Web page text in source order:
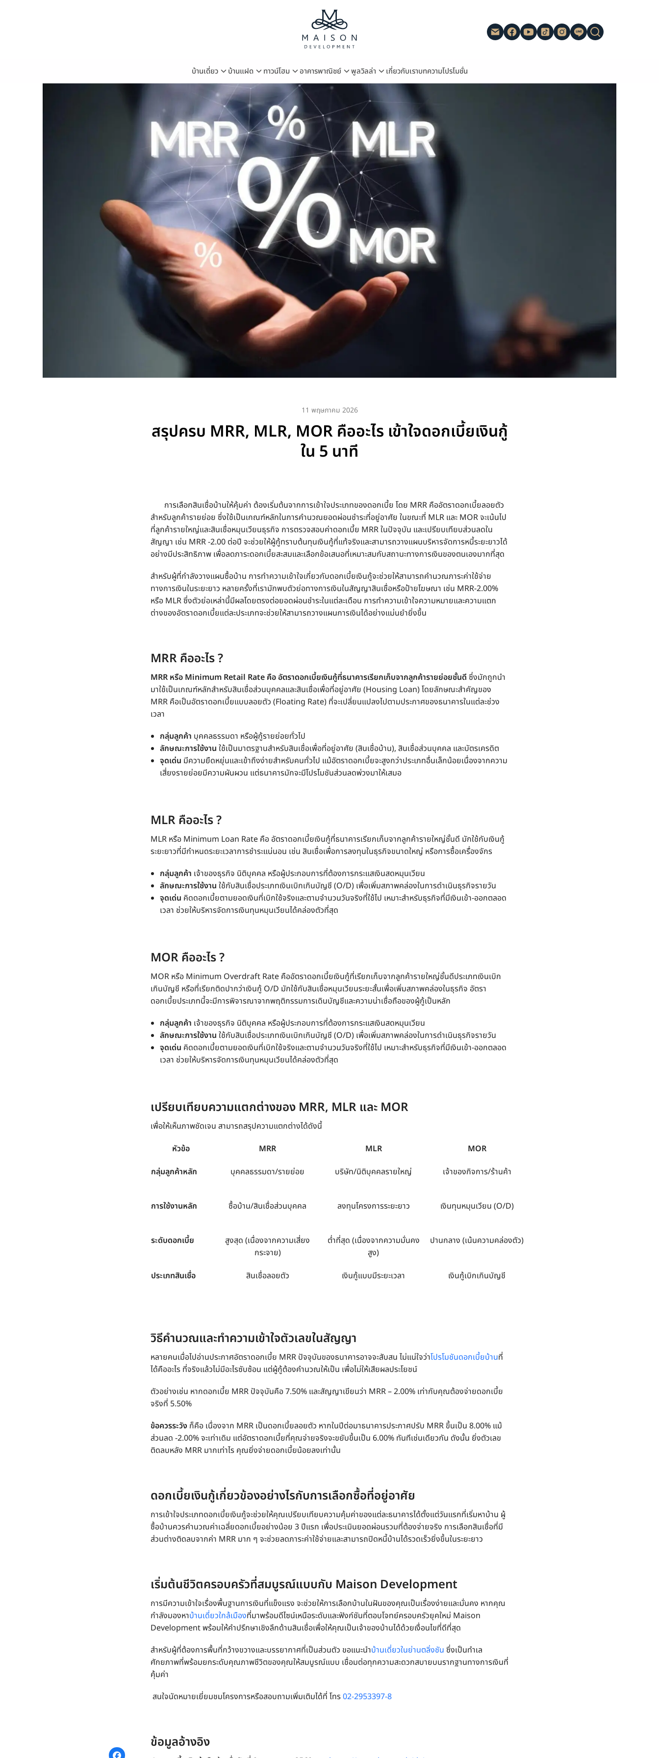
บ้านเดี่ยว บ้านแฝด ทาวน์โฮม อาคารพาณิชย์ พูลวิลล่า เกี่ยวกับเราบทความโปรโมชั่น
11 พฤษภาคม 2026
สรุปครบ MRR, MLR, MOR คืออะไร เข้าใจดอกเบี้ยเงินกู้
ใน 5 นาที
การเลือกสินเชื่อบ้านให้คุ้มค่า ต้องเริ่มต้นจากการเข้าใจประเภทของดอกเบี้ย โดย MRR คืออัตราดอกเบี้ยลอยตัว
สำหรับลูกค้ารายย่อย ซึ่งใช้เป็นเกณฑ์หลักในการคำนวณยอดผ่อนชำระที่อยู่อาศัย ในขณะที่ MLR และ MORจะเน้นไป
ที่ลูกค้ารายใหญ่และสินเชื่อหมุนเวียนธุรกิจ การตรวจสอบค่าดอกเบี้ย MRRในปัจจุบัน และเปรียบเทียบส่วนลดใน
สัญญา เช่น MRR -2.00 ต่อปี จะช่วยให้ผู้กู้ทราบต้นทุนเงินกู้ที่แท้จริงและสามารถวางแผนบริหารจัดการหนี้ระยะยาวได้
อย่างมีประสิทธิภาพ เพื่อลดภาระดอกเบี้ยสะสมและเลือกข้อเสนอที่เหมาะสมกับสถานะทางการเงินของตนเองมากที่สุด
สำหรับผู้ที่กำลังวางแผนซื้อบ้าน การทำความเข้าใจเกี่ยวกับดอกเบี้ยเงินกู้จะช่วยให้สามารถคำนวณภาระค่าใช้จ่าย
ทางการเงินในระยะยาว หลายครั้งที่เรามักพบตัวย่อทางการเงินในสัญญาสินเชื่อหรือป้ายโฆษณา เช่น MRR-2.00%
หรือ MLR ซึ่งตัวย่อเหล่านี้มีผลโดยตรงต่อยอดผ่อนชำระในแต่ละเดือน การทำความเข้าใจความหมายและความแตก
ต่างของอัตราดอกเบี้ยแต่ละประเภทจะช่วยให้สามารถวางแผนการเงินได้อย่างแม่นยำยิ่งขึ้น
MRR คืออะไร ?
MRR หรือ Minimum Retail Rate คืออัตราดอกเบี้ยเงินกู้ที่ธนาคารเรียกเก็บจากลูกค้ารายย่อยชั้นดี ซึ่งมักถูกนำ
มาใช้เป็นเกณฑ์หลักสำหรับสินเชื่อส่วนบุคคลและสินเชื่อเพื่อที่อยู่อาศัย (Housing Loan) โดยลักษณะสำคัญของ
MRR คือเป็นอัตราดอกเบี้ยแบบลอยตัว (Floating Rate) ที่จะเปลี่ยนแปลงไปตามประกาศของธนาคารในแต่ละช่วง
เวลา
กลุ่มลูกค้า บุคคลธรรมดา หรือผู้กู้รายย่อยทั่วไป
ลักษณะการใช้งานใช้เป็นมาตรฐานสำหรับสินเชื่อเพื่อที่อยู่อาศัย (สินเชื่อบ้าน), สินเชื่อส่วนบุคคล และบัตรเครดิต
จุดเด่น มีความยืดหยุ่นและเข้าถึงง่ายสำหรับคนทั่วไป แม้อัตราดอกเบี้ยจะสูงกว่าประเภทอื่นเล็กน้อยเนื่องจากความ
เสี่ยงรายย่อยมีความผันผวน แต่ธนาคารมักจะมีโปรโมชันส่วนลดพ่วงมาให้เสมอ
MLR คืออะไร ?
MLR หรือ Minimum Loan Rate คือ อัตราดอกเบี้ยเงินกู้ที่ธนาคารเรียกเก็บจากลูกค้ารายใหญ่ชั้นดี มักใช้กับเงินกู้
ระยะยาวที่มีกำหนดระยะเวลาการชำระแน่นอน เช่น สินเชื่อเพื่อการลงทุนในธุรกิจขนาดใหญ่ หรือการซื้อเครื่องจักร
กลุ่มลูกค้า เจ้าของธุรกิจ นิติบุคคล หรือผู้ประกอบการที่ต้องการกระแสเงินสดหมุนเวียน
ลักษณะการใช้งานใช้กับสินเชื่อประเภทเงินเบิกเกินบัญชี (O/D) เพื่อเพิ่มสภาพคล่องในการดำเนินธุรกิจรายวัน
จุดเด่น คิดดอกเบี้ยตามยอดเงินที่เบิกใช้จริงและตามจำนวนวันจริงที่ใช้ไป เหมาะสำหรับธุรกิจที่มีเงินเข้า-ออกตลอด
เวลา ช่วยให้บริหารจัดการเงินทุนหมุนเวียนได้คล่องตัวที่สุด
MOR คืออะไร ?
MOR หรือ Minimum Overdraft Rate คืออัตราดอกเบี้ยเงินกู้ที่เรียกเก็บจากลูกค้ารายใหญ่ชั้นดีประเภทเงินเบิก
เกินบัญชี หรือที่เรียกติดปากว่าเงินกู้ O/D มักใช้กับสินเชื่อหมุนเวียนระยะสั้นเพื่อเพิ่มสภาพคล่องในธุรกิจ อัตรา
ดอกเบี้ยประเภทนี้จะมีการพิจารณาจากพฤติกรรมการเดินบัญชีและความน่าเชื่อถือของผู้กู้เป็นหลัก
กลุ่มลูกค้า เจ้าของธุรกิจ นิติบุคคล หรือผู้ประกอบการที่ต้องการกระแสเงินสดหมุนเวียน
ลักษณะการใช้งาน ใช้กับสินเชื่อประเภทเงินเบิกเกินบัญชี (O/D) เพื่อเพิ่มสภาพคล่องในการดำเนินธุรกิจรายวัน
จุดเด่น คิดดอกเบี้ยตามยอดเงินที่เบิกใช้จริงและตามจำนวนวันจริงที่ใช้ไป เหมาะสำหรับธุรกิจที่มีเงินเข้า-ออกตลอด
เวลา ช่วยให้บริหารจัดการเงินทุนหมุนเวียนได้คล่องตัวที่สุด
เปรียบเทียบความแตกต่างของ MRR, MLR และ MOR
เพื่อให้เห็นภาพชัดเจน สามารถสรุปความแตกต่างได้ดังนี้
หัวข้อ
MRR MLR
MOR
กลุ่มลูกค้าหลัก
บุคคลธรรมดา/รายย่อย บริษัท/นิติบุคคลรายใหญ่ เจ้าของกิจการ/ร้านค้า
การใช้งานหลัก ซื้อบ้าน/สินเชื่อส่วนบุคคล ลงทุนโครงการระยะยาว เงินทุนหมุนเวียน (O/D)
ระดับดอกเบี้ย
สูงสุด (เนื่องจากความเสี่ยง
กระจาย)
ต่ำที่สุด (เนื่องจากความมั่นคง
สูง)
ปานกลาง (เน้นความคล่องตัว)
ประเภทสินเชื่อ สินเชื่อลอยตัว เงินกู้แบบมีระยะเวลา เงินกู้เบิกเกินบัญชี
วิธีคำนวณและทำความเข้าใจตัวเลขในสัญญา
หลายคนเมื่อไปอ่านประกาศอัตราดอกเบี้ย MRR ปัจจุบันของธนาคารอาจจะสับสน ไม่แน่ใจว่าโปรโมชันดอกเบี้ยบ้านที่
ได้คืออะไร ที่จริงแล้วไม่มีอะไรซับซ้อน แต่ผู้กู้ต้องคำนวณให้เป็น เพื่อไม่ให้เสียผลประโยชน์
ตัวอย่างเช่น หากดอกเบี้ย MRR ปัจจุบันคือ 7.50% และสัญญาเขียนว่า MRR – 2.00% เท่ากับคุณต้องจ่ายดอกเบี้ย
จริงที่ 5.50%
ข้อควรระวัง ก็คือ เนื่องจาก MRR เป็นดอกเบี้ยลอยตัว หากในปีต่อมาธนาคารประกาศปรับ MRR ขึ้นเป็น 8.00% แม้
ส่วนลด -2.00% จะเท่าเดิม แต่อัตราดอกเบี้ยที่คุณจ่ายจริงจะขยับขึ้นเป็น 6.00% ทันทีเช่นเดียวกัน ดังนั้น ยิ่งตัวเลข
ติดลบหลัง MRR มากเท่าไร คุณยิ่งจ่ายดอกเบี้ยน้อยลงเท่านั้น
ดอกเบี้ยเงินกู้เกี่ยวข้องอย่างไรกับการเลือกซื้อที่อยู่อาศัย
การเข้าใจประเภทดอกเบี้ยเงินกู้จะช่วยให้คุณเปรียบเทียบความคุ้มค่าของแต่ละธนาคารได้ตั้งแต่วันแรกที่เริ่มหาบ้าน ผู้
ซื้อบ้านควรคำนวณค่าเฉลี่ยดอกเบี้ยอย่างน้อย 3 ปีแรก เพื่อประเมินยอดผ่อนรวมที่ต้องจ่ายจริง การเลือกสินเชื่อที่มี
ส่วนต่างติดลบจากค่า MRR มาก ๆ จะช่วยลดภาระค่าใช้จ่ายและสามารถปิดหนี้บ้านได้รวดเร็วยิ่งขึ้นในระยะยาว
เริ่มต้นชีวิตครอบครัวที่สมบูรณ์แบบกับ Maison Development
การมีความเข้าใจเรื่องพื้นฐานการเงินที่แข็งแรง จะช่วยให้การเลือกบ้านในฝันของคุณเป็นเรื่องง่ายและมั่นคง หากคุณ
กำลังมองหาบ้านเดี่ยวใกล้เมืองที่มาพร้อมดีไซน์เหนือระดับและฟังก์ชันที่ตอบโจทย์ครอบครัวยุคใหม่ Maison
Development พร้อมให้คำปรึกษาเชิงลึกด้านสินเชื่อเพื่อให้คุณเป็นเจ้าของบ้านได้ด้วยเงื่อนไขที่ดีที่สุด
สำหรับผู้ที่ต้องการพื้นที่กว้างขวางและบรรยากาศที่เป็นส่วนตัว ขอแนะนำบ้านเดี่ยวในย่านตลิ่งชัน ซึ่งเป็นทำเล
ศักยภาพที่พร้อมยกระดับคุณภาพชีวิตของคุณให้สมบูรณ์แบบ เชื่อมต่อทุกความสะดวกสบายบนรากฐานทางการเงินที่
คุ้มค่า
สนใจนัดหมายเยี่ยมชมโครงการหรือสอบถามเพิ่มเติมได้ที่ โทร02-2953397-8
ข้อมูลอ้างอิง